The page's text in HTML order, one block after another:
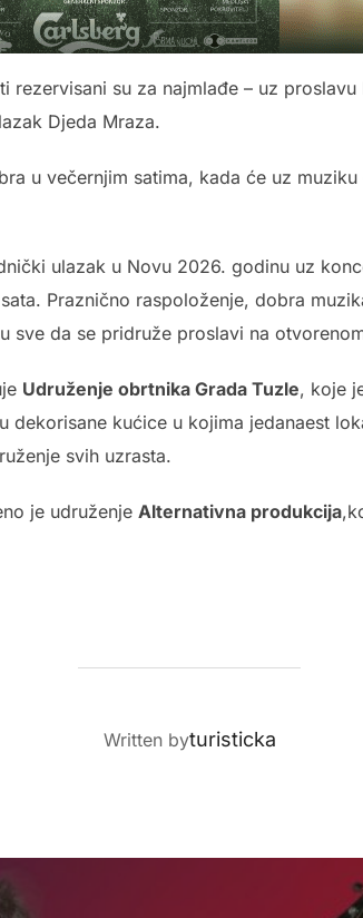
rezervisani su za najmlađe – uz
Djeda Mraza.
u večernjim satima, kada će uz
ulazak u Novu 2026. godinu uz
Praznično raspoloženje, dobra
sve da se pridruže proslavi na
Udruženje obrtnika Grada Tuzle, koje
dekorisane kućice u kojima jedanaest
svih uzrasta.
je udruženje Alternativna produkcija
POST AUTHOR
Written byturisticka